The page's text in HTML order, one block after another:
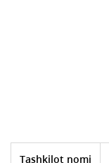
Tashkilot nomi